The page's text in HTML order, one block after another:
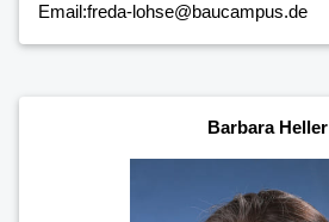
Email:freda-lohse@baucampus.de
Barbara Heller